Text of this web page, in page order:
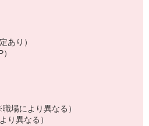
あり）
場により異なる）
異なる）